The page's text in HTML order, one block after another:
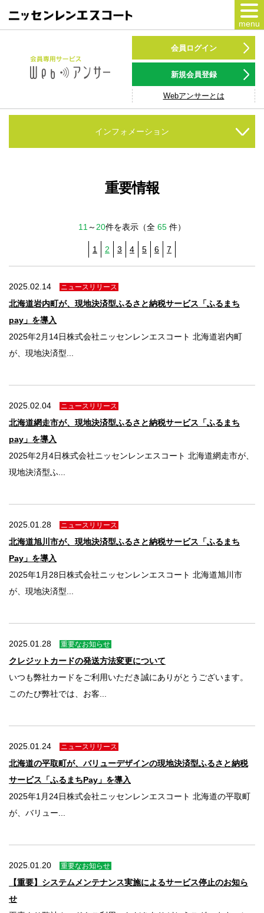
menu
カードをつかう
NSポイント
キャンペーン
サービス
法人のみなさま
加盟店のみなさま
会員ログイン
新規会員登録
Webアンサーとは
インフォメーション
重要情報
11 ～ 20件を表示（全 65 件）
1 2 3 4 5 6 7
2025.02.14 ニュースリリース
北海道岩内町が、現地決済型ふるさと納税サービス「ふるまち
pay」を導入
2025年2月14日株式会社ニッセンレンエスコート 北海道岩内町
が、現地決済型...
2025.02.04 ニュースリリース
北海道網走市が、現地決済型ふるさと納税サービス「ふるまち
pay」を導入
2025年2月4日株式会社ニッセンレンエスコート 北海道網走市が、
現地決済型ふ...
2025.01.28 ニュースリリース
北海道旭川市が、現地決済型ふるさと納税サービス「ふるまち
Pay」を導入
2025年1月28日株式会社ニッセンレンエスコート 北海道旭川市
が、現地決済型...
2025.01.28 重要なお知らせ
クレジットカードの発送方法変更について
いつも弊社カードをご利用いただき誠にありがとうございます。
このたび弊社では、お客...
2025.01.24 ニュースリリース
北海道の平取町が、バリューデザインの現地決済型ふるさと納税
サービス「ふるまちPay」を導入
2025年1月24日株式会社ニッセンレンエスコート 北海道の平取町
が、バリュー...
2025.01.20 重要なお知らせ
【重要】システムメンテナンス実施によるサービス停止のお知ら
せ